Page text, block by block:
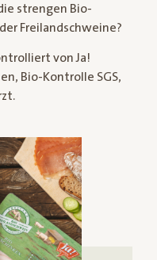
strengen Bio-
Freilandschweine?
von Ja!
Bio-Kontrolle SGS,